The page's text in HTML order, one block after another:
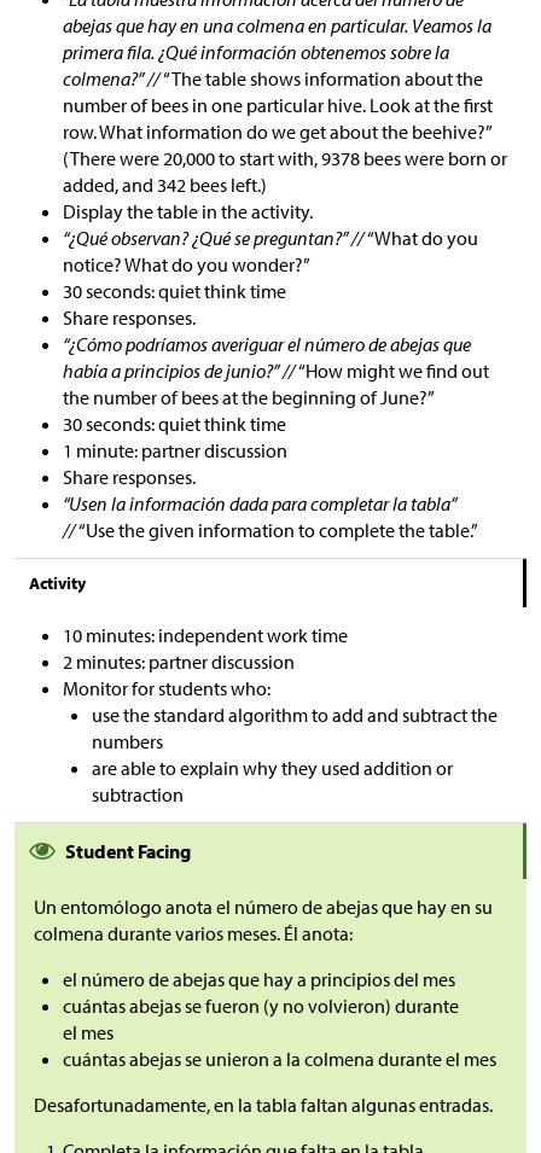
abejas que hay en una colmena en particular. Veamos la
primera fila. ¿Qué información obtenemos sobre la
colmena?” //“The table shows information about the
number of bees in one particular hive. Look at the first
row. What information do we get about the beehive?”
(There were 20,000 to start with, 9378 bees were born or
added, and 342 bees left.)
Display the table in the activity.
“¿Qué observan? ¿Qué se preguntan?” //“What do you
notice? What do you wonder?”
30 seconds: quiet think time
Share responses.
“¿Cómo podríamos averiguar el número de abejas que
había a principios de junio?” //“How might we find out
the number of bees at the beginning of June?”
30 seconds: quiet think time
1 minute: partner discussion
Share responses.
“Usen la información dada para completar la tabla”
//“Use the given information to complete the table.”
Activity
10 minutes: independent work time
2 minutes: partner discussion
Monitor for students who:
use the standard algorithm to add and subtract the
numbers
are able to explain why they used addition or
subtraction
Student Facing
Un entomólogo anota el número de abejas que hay en su
colmena durante varios meses. Él anota:
el número de abejas que hay a principios del mes
cuántas abejas se fueron (y no volvieron) durante
el mes
cuántas abejas se unieron a la colmena durante el mes
Desafortunadamente, en la tabla faltan algunas entradas.